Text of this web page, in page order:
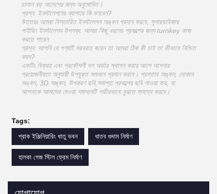
চালান বড় আদেশের জন্য অনুমোদিত।
প্রশ্ন: ইনস্টলেশনের ব্যাপারে কি বলবেন?
উত্তরঃ আমরা বিস্তারিত ইনস্টলেশন অঙ্কন প্রদান করবে, সুপারভাইজার
গাইডিং ইনস্টলেশন উপলব্ধ. আমরা কিছু ধরনের প্রকল্পের জন্য turnkey কাজ
করতে পারেন.
প্রশ্ন: আপনি যে পণ্যটি সরবরাহ করেন তা আমরা ঠিক কী চাই তা কীভাবে নিশ্চিত
করব?
একটিঃ বিক্রয় এবং প্রকৌশলী দল অর্ডার স্থাপন করার আগে আপনার
প্রয়োজনীয়তা অনুযায়ী উপযুক্ত সমাধান প্রদান করবে। প্রস্তাব অঙ্কন, দোকান
অঙ্কন, 3D অঙ্কন, উপকরণ ছবি,সমাপ্ত প্রকল্পের ছবি পাওয়া যায়, যা
আপনাকে আমাদের দেওয়া সমাধানটি গভীরভাবে বুঝতে সাহায্য করবে।
Tags:
প্রাক ইঞ্জিনিয়ারিং ধাতু ভবন
ধাতব গুদাম নির্মাণ
হালকা গেজ স্টিল ফ্রেম নির্মাণ